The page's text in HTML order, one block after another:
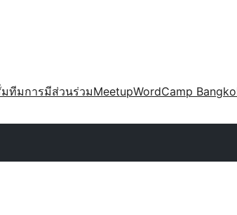
ทีมการมีส่วนร่วมMeetupWordCamp